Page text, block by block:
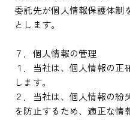
委託先が個人情報保護体制
とします。
７．個人情報の管理
１．当社は、個人情報の
します。
２．当社は、個人情報の紛
を防止するため、適正な情